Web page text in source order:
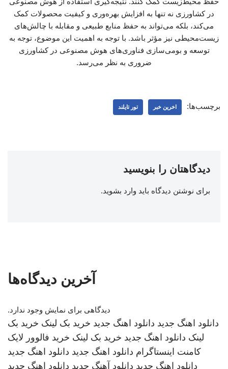
در کشاورزی نه تنها به افزایش بهره‌وری و کیفیت محصولات کمک
می‌کند، بلکه می‌تواند به حفظ منابع طبیعی و مقابله با چالش‌های
زیست‌محیطی نیز مؤثر باشد. با توجه به اهمیت این موضوع، توجه به
توسعه و بومی‌سازی فناوری‌های هوش مصنوعی در کشاورزی
ضروری به نظر می‌رسد.
برچسب‌ها: اخرین خبر تور تایلند
دیدگاهتان را بنویسید
برای نوشتن دیدگاه باید وارد بشوید.
آخرین دیدگاه‌ها
دیدگاهی برای نمایش وجود ندارد.
دانلود اهنگ جدید دانلود اهنگ جدید خرید بک لینک خرید بک
لینک دانلود اهنگ جدید خرید بک لینک خرید فالوور لایک
کامنت اینستاگرام دانلود اهنگ جدید دانلود اهنگ جدید
دانلود اهنگ جدید دانلود آهنگ جدید دانلود اهنگ جدید